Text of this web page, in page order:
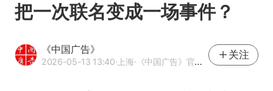
把一次联名变成一场事件？
《中国广告》
2026-05-13 13:40·上海·《中国广告》官方网易号
关注